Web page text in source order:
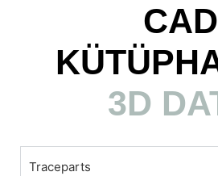
CAD
3D
Traceparts